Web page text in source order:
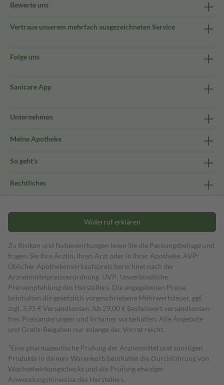
Bewerte uns
Vertraue unserem mehrfach ausgezeichneten Service
Folge uns
Sanicare App
Unternehmen
Meine Apotheke
So geht's
Rechtliches
Widerruf erklären
Zu Risiken und Nebenwirkungen lesen Sie die Packungsbeilage und
fragen Sie Ihre Ärztin, Ihren Arzt oder in Ihrer Apotheke. AVP:
Üblicher Apothekenverkaufspreis berechnet nach der
Arzneimittelpreisverordnung. UVP: Unverbindliche
Preisempfehlung des Herstellers. Die angegebenen Preise
beinhalten die gesetzlich vorgeschriebene Mehrwertsteuer, ggf.
zzgl. 3,95 € Versandkosten. Ab 29,00 € Bestell­wert versand­kosten­
frei. Preisänderungen und Irrtümer vorbehalten. Alle Angebote
und Gratis-Beigaben nur solange der Vorrat reicht.
1 Eine pharmazeutische Prüfung der Arzneimittel und sonstigen
Produkte in deinem Warenkorb beinhaltet die Durchführung von
Wechselwirkungschecks und die Prüfung etwaiger
Anwendungshinweise des Herstellers.